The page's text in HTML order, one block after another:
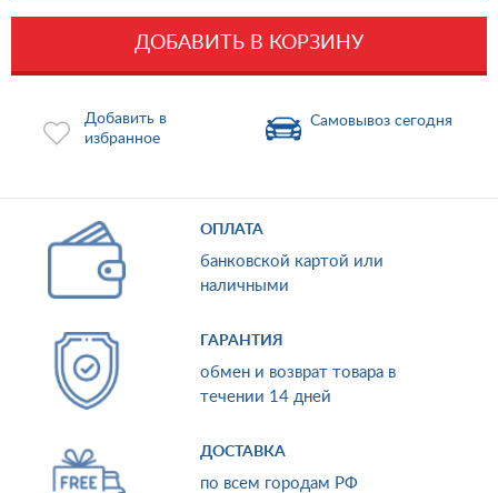
ДОБАВИТЬ В КОРЗИНУ
Добавить в
избранное
Самовывоз сегодня
ОПЛАТА
банковской картой или
наличными
ГАРАНТИЯ
обмен и возврат товара в
течении 14 дней
ДОСТАВКА
по всем городам РФ